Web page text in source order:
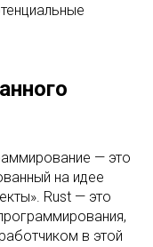
— это
на идее
Rust — это
в этой